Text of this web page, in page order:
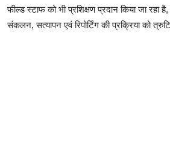
फील्ड स्टाफ को भी प्रशिक्षण प्रदान किया जा रहा
संकलन, सत्यापन एवं रिपोर्टिंग की प्रक्रिया को